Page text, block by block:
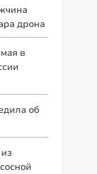
дрона
в
об